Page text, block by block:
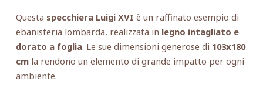
Questa specchiera Luigi XVI è un raffinato esempio di
ebanisteria lombarda, realizzata in legno intagliato e
dorato a foglia. Le sue dimensioni generose di 103x180
cmla rendono un elemento di grande impatto per ogni
ambiente.